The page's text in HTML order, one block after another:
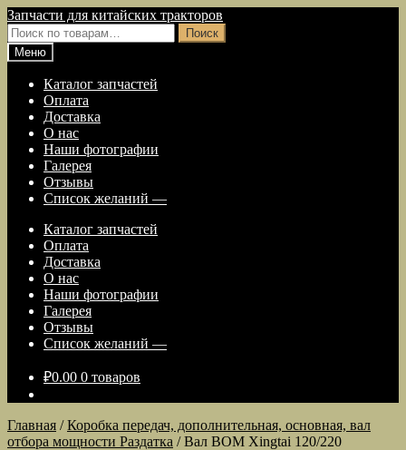
Перейти
к
навигации
Перейти
к
содержимому
Запчасти для китайских тракторов
Искать:
Поиск
Меню
Каталог запчастей
Оплата
Доставка
О нас
Наши фотографии
Галерея
Отзывы
Список желаний —
Каталог запчастей
Оплата
Доставка
О нас
Наши фотографии
Галерея
Отзывы
Список желаний —
₽0.00 0 товаров
Главная /Коробка передач, дополнительная, основная, вал
отбора мощности Раздатка /Вал ВОМ Xingtai 120/220